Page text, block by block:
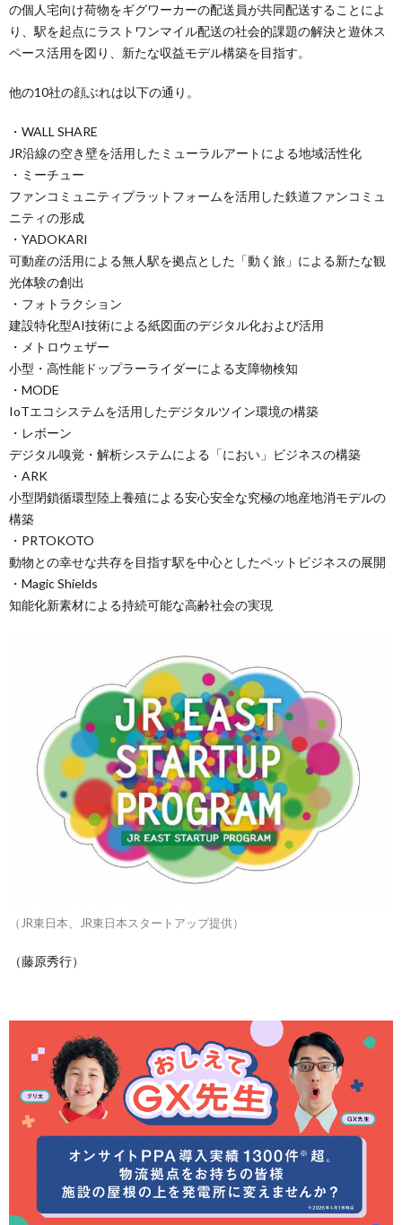
の個人宅向け荷物をギグワーカーの配送員が共同配送することによ
り、駅を起点にラストワンマイル配送の社会的課題の解決と遊休ス
ペース活用を図り、新たな収益モデル構築を目指す。
他の10社の顔ぶれは以下の通り。
・WALL SHARE
JR沿線の空き壁を活用したミューラルアートによる地域活性化
・ミーチュー
ファンコミュニティプラットフォームを活用した鉄道ファンコミュ
ニティの形成
・YADOKARI
可動産の活用による無人駅を拠点とした「動く旅」による新たな観
光体験の創出
・フォトラクション
建設特化型AI技術による紙図面のデジタル化および活用
・メトロウェザー
小型・高性能ドップラーライダーによる支障物検知
・MODE
IoTエコシステムを活用したデジタルツイン環境の構築
・レボーン
デジタル嗅覚・解析システムによる「におい」ビジネスの構築
・ARK
小型閉鎖循環型陸上養殖による安心安全な究極の地産地消モデルの
構築
・PRTOKOTO
動物との幸せな共存を目指す駅を中心としたペットビジネスの展開
・Magic Shields
知能化新素材による持続可能な高齢社会の実現
（JR東日本、JR東日本スタートアップ提供）
（藤原秀行）